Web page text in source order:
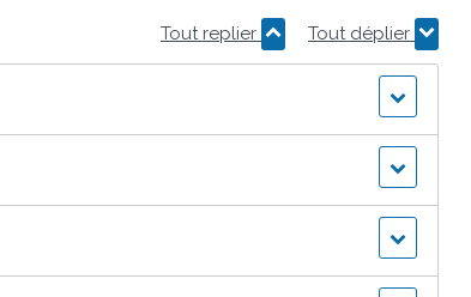
Tout replier Tout déplier